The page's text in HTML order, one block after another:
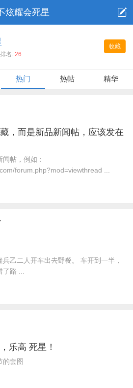
炫耀会死星
收藏
排名: 26
热门 热帖 精华
，而是新品新闻帖，应该发在
帖，例如：
forum.php?mod=viewthread ...
乙二人开车出去野餐。 车开到一半，
路 ...
乐高 死星！
的套图